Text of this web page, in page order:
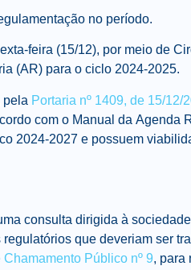
no período.
feira (15/12), por meio de
(AR) para o ciclo 2024-2025.
pela Portaria nº 1409, de 15/12/
com o Manual da Agenda
2024-2027 e possuem
consulta dirigida à
que deveriam ser
Público nº 9, para